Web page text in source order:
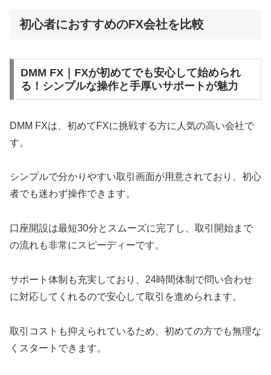
初心者におすすめのFX会社を比較
DMM FX｜FXが初めてでも安心して始められ
る！シンプルな操作と手厚いサポートが魅力
DMM FXは、初めてFXに挑戦する方に人気の高い会社で
す。
シンプルで分かりやすい取引画面が用意されており、初心
者でも迷わず操作できます。
口座開設は最短30分とスムーズに完了し、取引開始まで
の流れも非常にスピーディーです。
サポート体制も充実しており、24時間体制で問い合わせ
に対応してくれるので安心して取引を進められます。
取引コストも抑えられているため、初めての方でも無理な
くスタートできます。